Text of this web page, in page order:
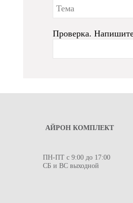
Проверка.
АЙРОН КОМПЛЕКТ
ПН-ПТ с 9:00 до 17:00
СБ и ВС выходной